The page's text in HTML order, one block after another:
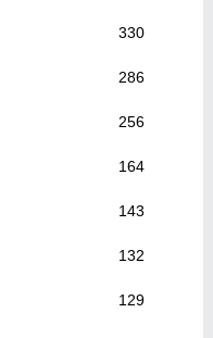
330
286
256
164
143
132
129